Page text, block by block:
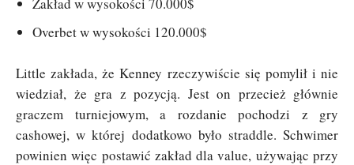
Zakład w wysokości 70.000$
Overbet w wysokości 120.000$
Little zakłada, że Kenney rzeczywiście się pomylił i nie
wiedział, że gra z pozycją. Jest on przecież głównie
graczem turniejowym, a rozdanie pochodzi z gry
cashowej, w której dodatkowo było straddle. Schwimer
powinien więc postawić zakład dla value, używając przy